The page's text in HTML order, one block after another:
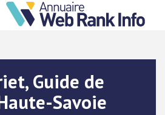
Guide de
Savoie